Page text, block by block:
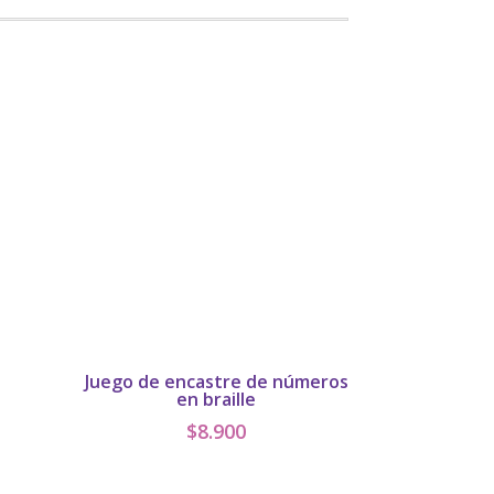
Juego de encastre de números
en braille
$8.900